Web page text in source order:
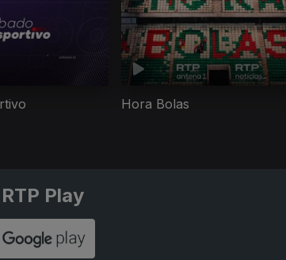
Hora Bolas
RTP Play